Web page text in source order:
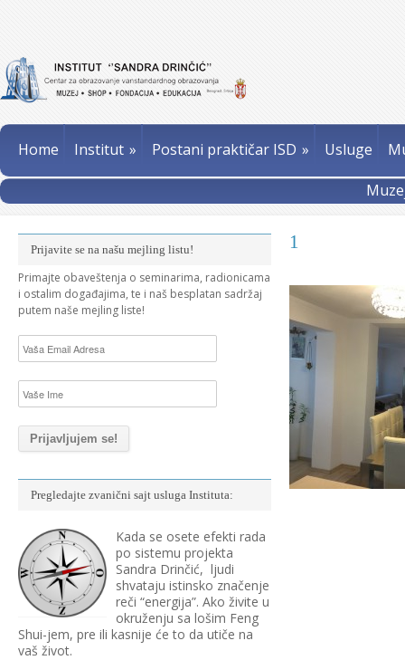
Home Institut » Postani praktičar ISD » Usluge
1
Prijavite se na našu mejling listu!
Primajte obaveštenja o seminarima, radionicama
i ostalim događajima, te i naš besplatan sadržaj
putem naše mejling liste!
Pregledajte zvanični sajt usluga Instituta:
Kada se osete efekti rada
po sistemu projekta
Sandra Drinčić, ljudi
shvataju istinsko značenje
reči “energija”. Ako živite u
okruženju sa lošim Feng
Shui-jem, pre ili kasnije će to da utiče na
vaš život.